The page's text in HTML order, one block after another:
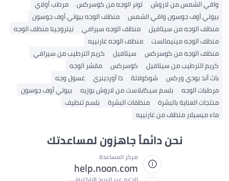
واقي الشمس من لاروش
تونر الوجه من كوسركس
مرطب أولاي
بيوتي أوف جوسون واقي الشمس
منظف ​​الوجه بيوتي أوف جوسون
منظف ​​الوجه من سيتافيل
منظف ​​الوجه سيرافي
نيتروجينا منظف الوجه
منظف ​​الوجه مينيمالست
منظف ​​الوجه غارنييه
منظف ​​الوجه من كوسركس
سيتافيل
كريم الترطيب من سيرافي
كريم الترطيب من سيتافيل
كوسركس
مقشر الوجه
باث أند بودي وركس
شوكولاتة ذا أوردينري
غسول وجه
مرطبات الوجه
بلسم سيكابلاست من لاروش بوزيه
بيوتي أوف جوسون
منتجات العناية بالبشرة
منظفات البشرة
بلسم تنظيف
ماء ميسيلار منظف من غارنييه
نحن دائماً جاهزون لمساعدتك
مركز المساعدة
help.noon.com